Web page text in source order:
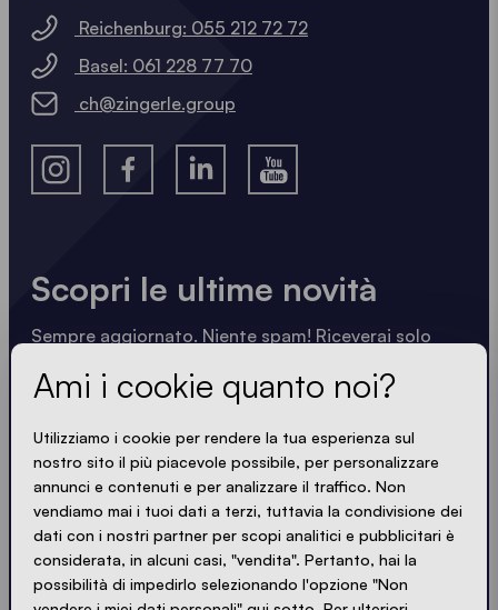
Scopri le ultime novità
Sempre aggiornato. Niente spam! Riceverai solo
compatto. Proprio come i nostri gazebo.
SONO D'ACCORDO CON LA PRIVACY POLICY
Reichenburg: 055 212 72 72
Basel: 061 228 77 70
ch@zingerle.group
Ami i cookie quanto noi?
Utilizziamo i cookie per rendere la tua esperienza sul
nostro sito il più piacevole possibile, per personalizzare
annunci e contenuti e per analizzare il traffico. Non
vendiamo mai i tuoi dati a terzi, tuttavia la condivisione dei
dati con i nostri partner per scopi analitici e pubblicitari è
considerata, in alcuni casi, "vendita". Pertanto, hai la
possibilità di impedirlo selezionando l'opzione "Non